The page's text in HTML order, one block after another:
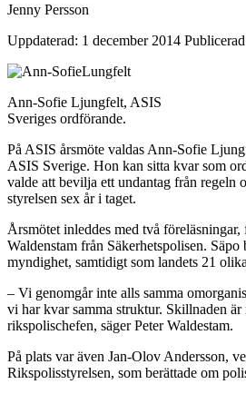
Jenny Persson
Uppdaterad: 1 december 2014
Ann-Sofie Ljungfelt, ASIS
Sveriges ordförande.
På ASIS årsmöte valdas Ann-Sofie
ASIS Sverige. Hon kan sitta kvar som
valde att bevilja ett undantag från regeln
styrelsen sex år i taget.
Årsmötet inleddes med två föreläsningar,
Waldenstam från Säkerhetspolisen. Säpo
myndighet, samtidigt som landets 21
– Vi genomgår inte alls samma
vi har kvar samma struktur. Skillnaden
rikspolischefen, säger Peter Waldestam.
På plats var även Jan-Olov Andersson,
Rikspolisstyrelsen, som berättade om